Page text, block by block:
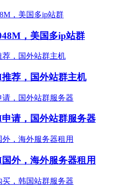
，美国多ip站群
荐，国外站群主机
请，国外站群服务器
外，海外服务器租用